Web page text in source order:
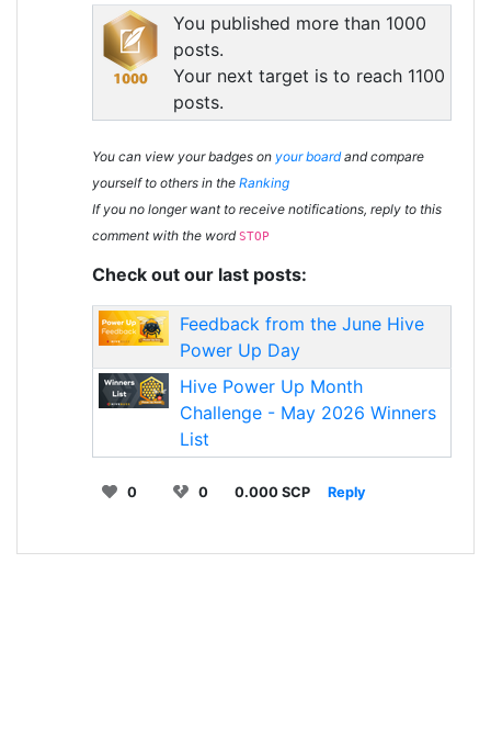
You published more than 1000
posts.
Your next target is to reach 1100
posts.
You can view your badges on your boardand compare
yourself to others in the Ranking
If you no longer want to receive notifications, reply to this
comment with the word STOP
Check out our last posts:
Feedback from the June Hive
Power Up Day
Hive Power Up Month
Challenge - May 2026 Winners
List
0 0 0.000 SCP Reply